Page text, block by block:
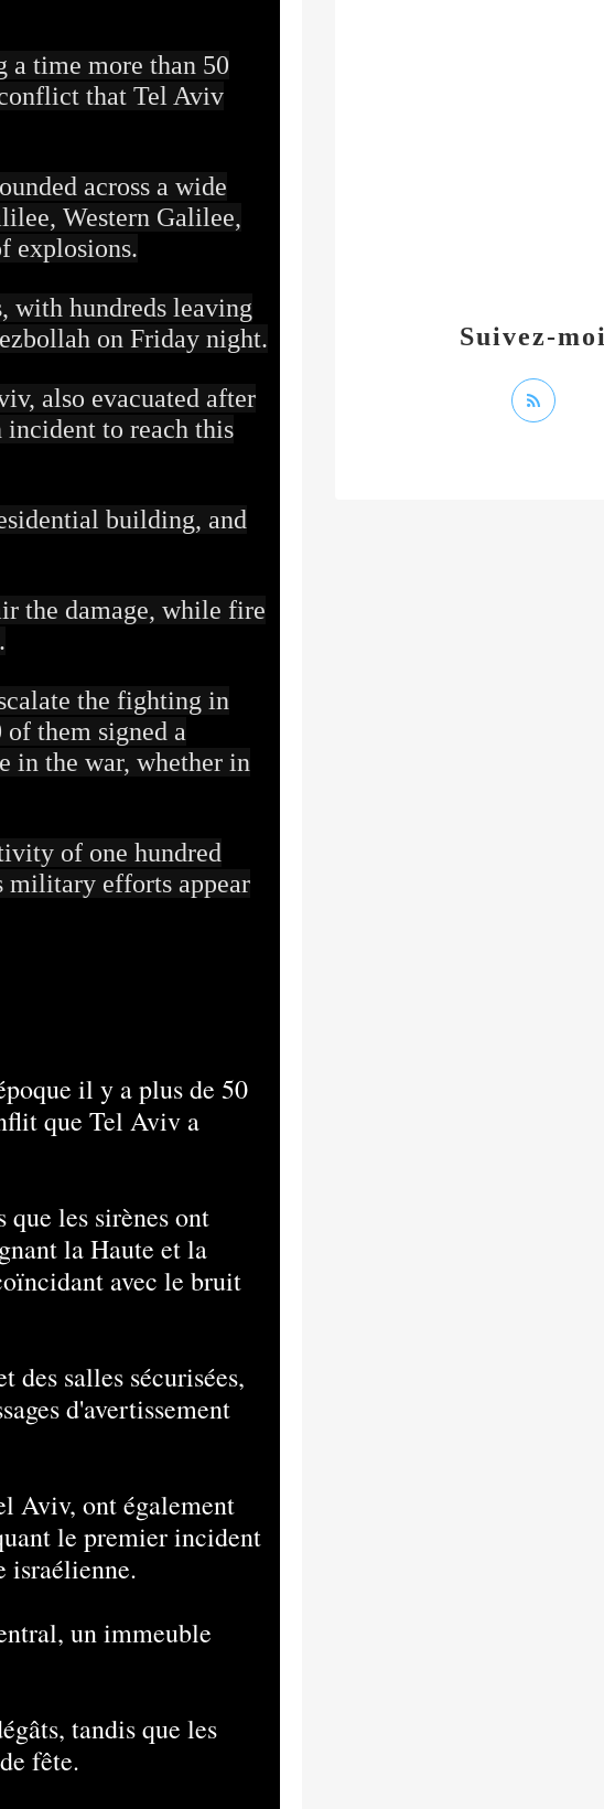
a time more than 50
that Tel Aviv
across a wide
Western Galilee,
explosions.
with hundreds leaving
on Friday night.
also evacuated after
incident to reach this
building, and
the damage, while fire
the fighting in
them signed a
in the war, whether in
of one hundred
military efforts appear
il y a plus de 50
que Tel Aviv a
que les sirènes ont
la Haute et la
avec le bruit
des salles sécurisées,
d'avertissement
Aviv, ont également
le premier incident
israélienne.
un immeuble
tandis que les
fête.
Suivez-